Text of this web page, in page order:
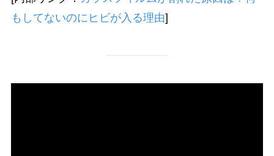
もしてないのにヒビが入る理由]